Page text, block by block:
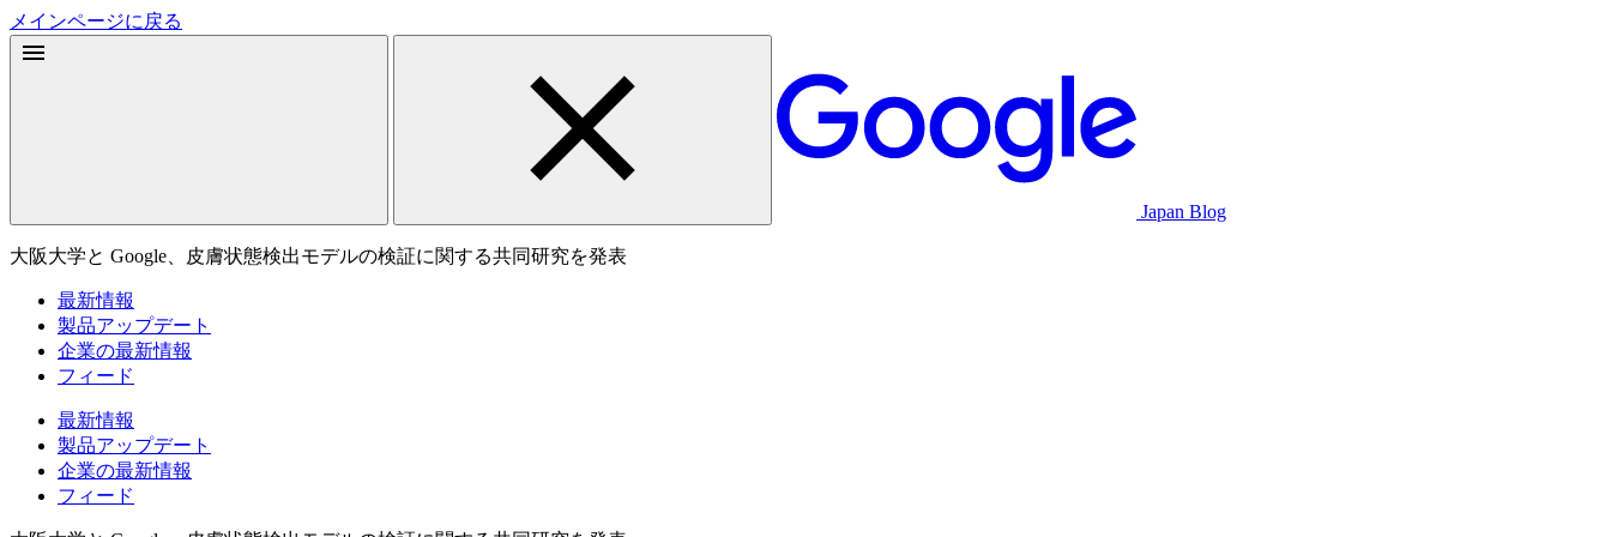
メインページに戻る
Japan Blog
大阪大学と Google、皮膚状態検出モデルの検証に関する共同研究を発表
最新情報
製品アップデート
企業の最新情報
フィード
最新情報
製品アップデート
企業の最新情報
フィード